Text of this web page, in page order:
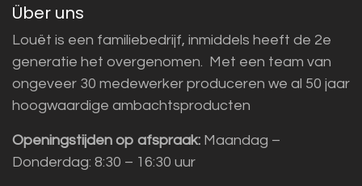
Über uns
Louët is een familiebedrijf, inmiddels heeft de 2e
generatie het overgenomen. Met een team van
ongeveer 30 medewerker produceren we al 50 jaar
hoogwaardige ambachtsproducten
Openingstijden op afspraak: Maandag –
Donderdag: 8:30 – 16:30 uur